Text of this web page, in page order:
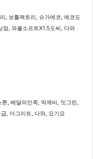
, 보틀팩토리, 슈가에코, 에코도
점, 와플소프트X1.5도씨, 다와
, 배달의민족, 먹깨비, 잇그린,
, 더그리트, 다와, 요기요